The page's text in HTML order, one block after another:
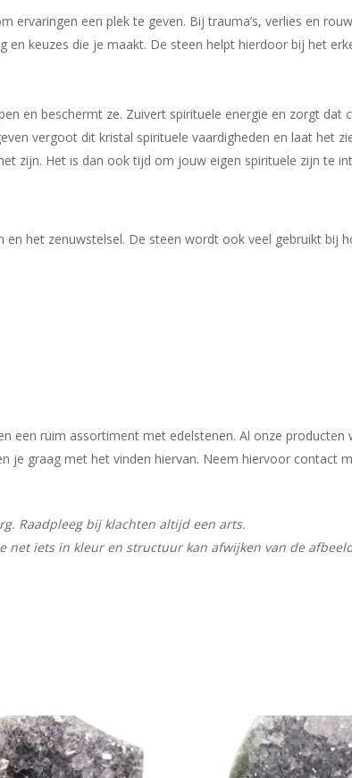
ervaringen een plek te geven. Bij trauma’s, verlies en
en keuzes die je maakt. De steen helpt hierdoor bij het
en beschermt ze. Zuivert spirituele energie en zorgt
vergoot dit kristal spirituele vaardigheden en laat het
zijn. Het is dan ook tijd om jouw eigen spirituele zijn te
het zenuwstelsel. De steen wordt ook veel gebruikt bij
een ruim assortiment met edelstenen. Al onze
je graag met het vinden hiervan. Neem hiervoor contact
Raadpleeg bij klachten altijd een arts.
net iets in kleur en structuur kan afwijken van de